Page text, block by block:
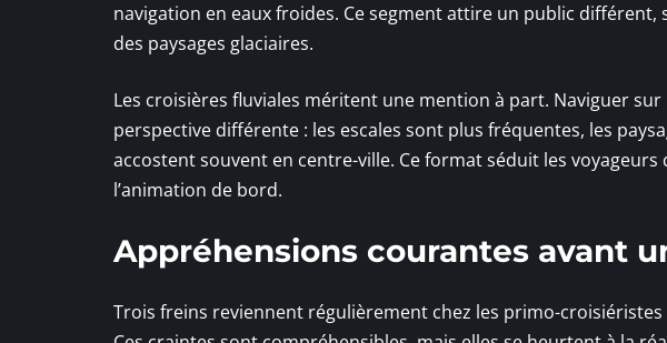
navigation en eaux froides. Ce segment attire un public
des paysages glaciaires.
Les croisières fluviales méritent une mention à part. Naviguer sur
perspective différente : les escales sont plus fréquentes, les
accostent souvent en centre-ville. Ce format séduit les
l’animation de bord.
Appréhensions courantes avant
Trois freins reviennent régulièrement chez les primo-